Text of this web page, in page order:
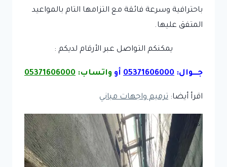
باحترافية وسرعة فائقة مع التزامها التام بالمواعيد
المتفق عليها.
يمكنكم التواصل عبر الأرقام لديكم :
جـــوال: 05371606000 أو واتساب: 05371606000
اقرأ أيضا: ترميم واجهات مباني